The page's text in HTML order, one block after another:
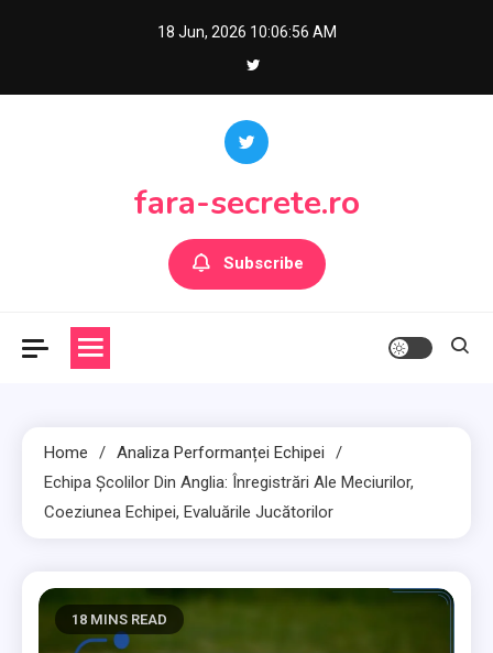
18 Jun, 2026 10:06:57 AM
fara-secrete.ro
Subscribe
Home
Analiza Performanței Echipei
Echipa Școlilor Din Anglia: Înregistrări Ale Meciurilor,
Coeziunea Echipei, Evaluările Jucătorilor
18 MINS READ